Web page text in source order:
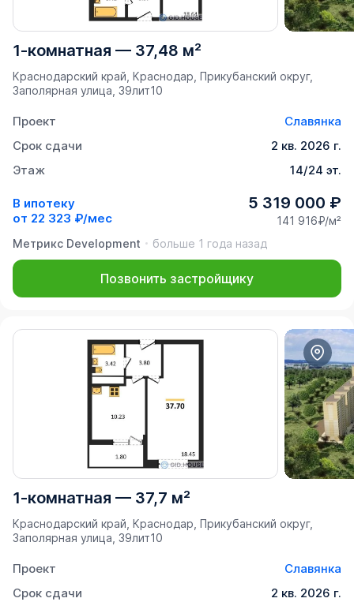
1-комнатная — 37,48 м²
Краснодарский край, Краснодар, Прикубанский округ,
Заполярная улица, 39лит10
Проект
Славянка
Срок сдачи
2 кв. 2026 г.
Этаж
14/24 эт.
В ипотеку
от 22 323 ₽/мес
5 319 000 ₽
141 916₽/м²
Метрикс Development
больше 1 года назад
Позвонить застройщику
1-комнатная — 37,7 м²
Краснодарский край, Краснодар, Прикубанский округ,
Заполярная улица, 39лит10
Проект
Славянка
Срок сдачи
2 кв. 2026 г.